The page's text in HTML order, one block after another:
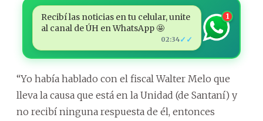
Recibí las noticias en tu celular, unite
al canal de ÚH en WhatsApp 🤩
02:34✓✓
1
“Yo había hablado con el fiscal Walter Melo que
lleva la causa que está en la Unidad (de Santaní) y
no recibí ninguna respuesta de él, entonces